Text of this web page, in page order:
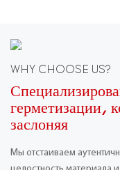
WHY CHOOSE US?
герметизации,
заслоняя
Мы отстаиваем